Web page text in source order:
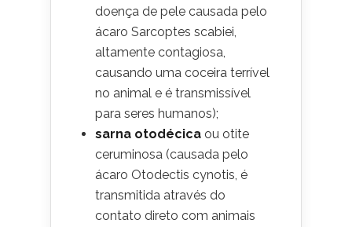
doença de pele causada pelo
ácaro Sarcoptes scabiei,
altamente contagiosa,
causando uma coceira terrível
no animal e é transmissível
para seres humanos);
sarna otodécica ou otite
ceruminosa (causada pelo
ácaro Otodectis cynotis, é
transmitida através do
contato direto com animais